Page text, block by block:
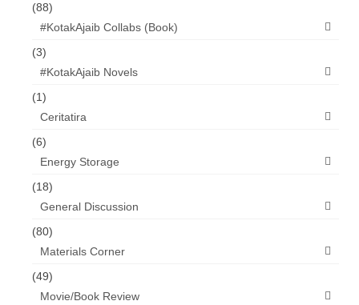
(88)
#KotakAjaib Collabs (Book)
(3)
#KotakAjaib Novels
(1)
Ceritatira
(6)
Energy Storage
(18)
General Discussion
(80)
Materials Corner
(49)
Movie/Book Review